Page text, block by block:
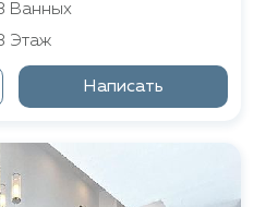
Ванных
Этаж
Написать